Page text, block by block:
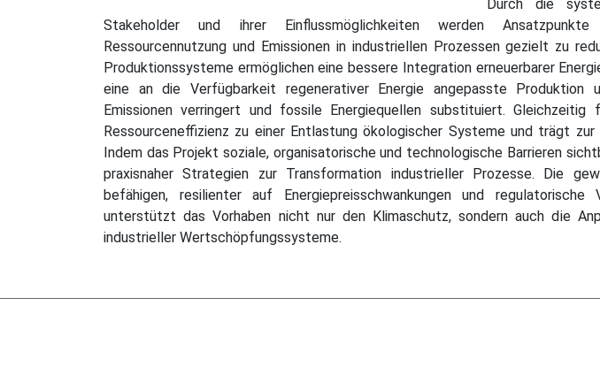
Durch die
Stakeholder und ihrer Einflussmöglichkeiten werden
Ressourcennutzung und Emissionen in industriellen Prozessen gezielt zu
Produktionssysteme ermöglichen eine bessere Integration erneuerbarer
eine an die Verfügbarkeit regenerativer Energie angepasste Produktion
Emissionen verringert und fossile Energiequellen substituiert.
Ressourceneffizienz zu einer Entlastung ökologischer Systeme und trägt
Indem das Projekt soziale, organisatorische und technologische Barrieren
praxisnaher Strategien zur Transformation industrieller Prozesse. Die
befähigen, resilienter auf Energiepreisschwankungen und regulatorische
unterstützt das Vorhaben nicht nur den Klimaschutz, sondern auch die
industrieller Wertschöpfungssysteme.